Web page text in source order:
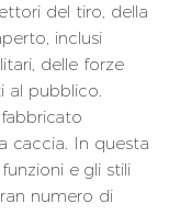
del tiro, della
inclusi
delle forze
al pubblico.
caccia. In questa
e gli stili
numero di